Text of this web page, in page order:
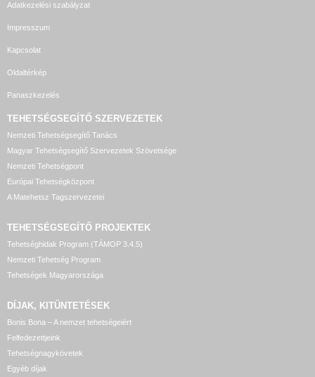
Adatkezelési szabályzat
Impresszum
Kapcsolat
Oldaltérkép
Panaszkezelés
TEHETSÉGSEGÍTŐ SZERVEZETEK
Nemzeti Tehetségsegítő Tanács
Magyar Tehetségsegítő Szervezetek Szövetsége
Nemzeti Tehetségpont
Európai Tehetségközpont
A Matehetsz Tagszervezetei
TEHETSÉGSEGÍTŐ PROJEKTEK
Tehetséghidak Program (TÁMOP 3.4.5)
Nemzeti Tehetség Program
Tehetségek Magyarországa
DÍJAK, KITÜNTETÉSEK
Bonis Bona – A nemzet tehetségeiért
Felfedezettjeink
Tehetségnagykövetek
Egyéb díjak